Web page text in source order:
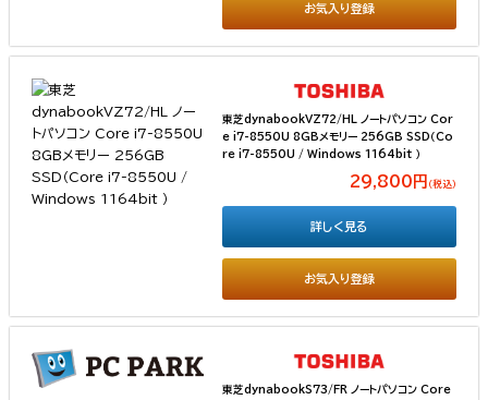
お気入り登録
東芝dynabookVZ72/HL ノートパソコン Cor
e i7-8550U 8GBメモリー 256GB SSD（Co
re i7-8550U / Windows 1164bit ）
29,800円 （税込）
お気入り登録
詳しく見る
東芝dynabookS73/FR ノートパソコン Core